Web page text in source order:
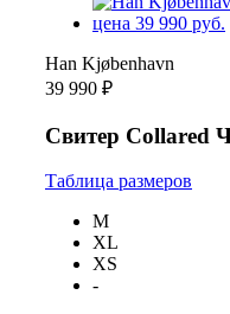
Han Kjøbenhavn
39 990 ₽
Свитер Collared
Таблица размеров
M
XL
XS
-